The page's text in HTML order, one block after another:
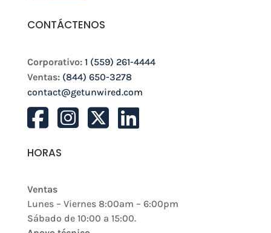
CONTÁCTENOS
Corporativo: 1 (559) 261-4444
Ventas: (844) 650-3278
contact@getunwired.com
HORAS
Ventas
Lunes – Viernes 8:00am – 6:00pm
Sábado de 10:00 a 15:00.